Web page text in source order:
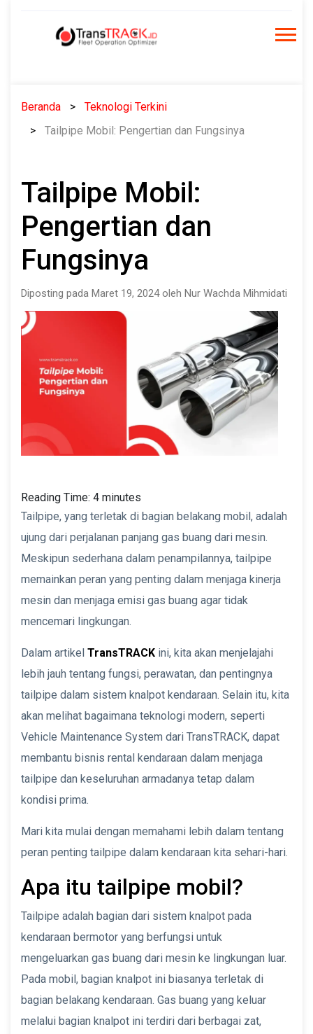
Beranda
Teknologi Terkini
Tailpipe Mobil: Pengertian dan Fungsinya
Tailpipe Mobil:
Pengertian dan
Fungsinya
Diposting pada Maret 19, 2024 oleh Nur Wachda Mihmidati
Reading Time: 4 minutes
Tailpipe, yang terletak di bagian belakang mobil, adalah
ujung dari perjalanan panjang gas buang dari mesin.
Meskipun sederhana dalam penampilannya, tailpipe
memainkan peran yang penting dalam menjaga kinerja
mesin dan menjaga emisi gas buang agar tidak
mencemari lingkungan.
Dalam artikel TransTRACK ini, kita akan menjelajahi
lebih jauh tentang fungsi, perawatan, dan pentingnya
tailpipe dalam sistem knalpot kendaraan. Selain itu, kita
akan melihat bagaimana teknologi modern, seperti
Vehicle Maintenance System dari TransTRACK, dapat
membantu bisnis rental kendaraan dalam menjaga
tailpipe dan keseluruhan armadanya tetap dalam
kondisi prima.
Mari kita mulai dengan memahami lebih dalam tentang
peran penting tailpipe dalam kendaraan kita sehari-hari.
Apa itu tailpipe mobil?
Tailpipe adalah bagian dari sistem knalpot pada
kendaraan bermotor yang berfungsi untuk
mengeluarkan gas buang dari mesin ke lingkungan luar.
Pada mobil, bagian knalpot ini biasanya terletak di
bagian belakang kendaraan. Gas buang yang keluar
melalui bagian knalpot ini terdiri dari berbagai zat,